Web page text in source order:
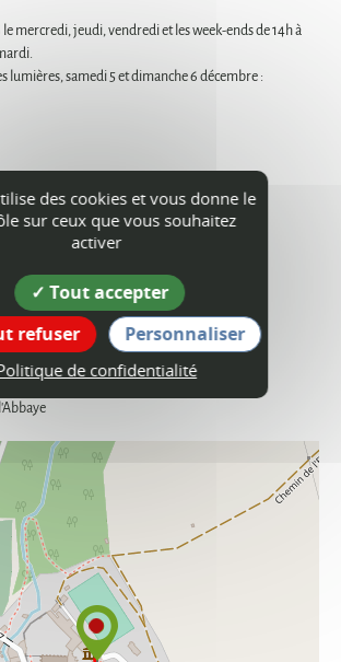
le mercredi, jeudi, vendredi et les week-ends de 14h à
lumières, samedi 5 et dimanche 6 décembre :
l'Abbaye
des cookies et vous donne le
sur ceux que vous souhaitez
activer
Tout accepter
refuser
Personnaliser
de confidentialité